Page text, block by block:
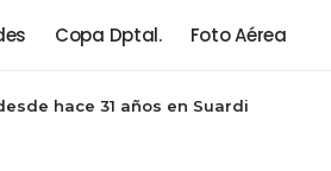
Copa Dptal. Foto Aérea
hace 31 años en Suardi